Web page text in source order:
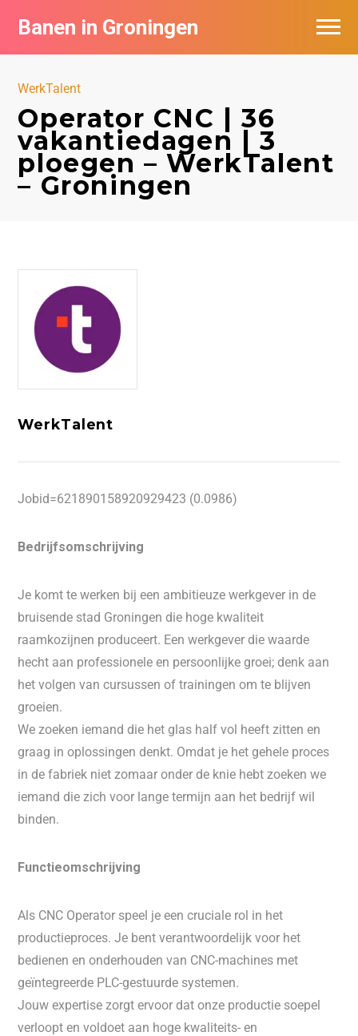
Banen in Groningen
WerkTalent
Operator CNC | 36
vakantiedagen | 3
ploegen – WerkTalent
– Groningen
WerkTalent
Jobid=621890158920929423 (0.0986)
Bedrijfsomschrijving
Je komt te werken bij een ambitieuze werkgever in de
bruisende stad Groningen die hoge kwaliteit
raamkozijnen produceert. Een werkgever die waarde
hecht aan professionele en persoonlijke groei; denk aan
het volgen van cursussen of trainingen om te blijven
groeien.
We zoeken iemand die het glas half vol heeft zitten en
graag in oplossingen denkt. Omdat je het gehele proces
in de fabriek niet zomaar onder de knie hebt zoeken we
iemand die zich voor lange termijn aan het bedrijf wil
binden.
Functieomschrijving
Als CNC Operator speel je een cruciale rol in het
productieproces. Je bent verantwoordelijk voor het
bedienen en onderhouden van CNC-machines met
geïntegreerde PLC-gestuurde systemen.
Jouw expertise zorgt ervoor dat onze productie soepel
verloopt en voldoet aan hoge kwaliteits- en
Vacatures per bedrijf
Nieuwsbrief feed